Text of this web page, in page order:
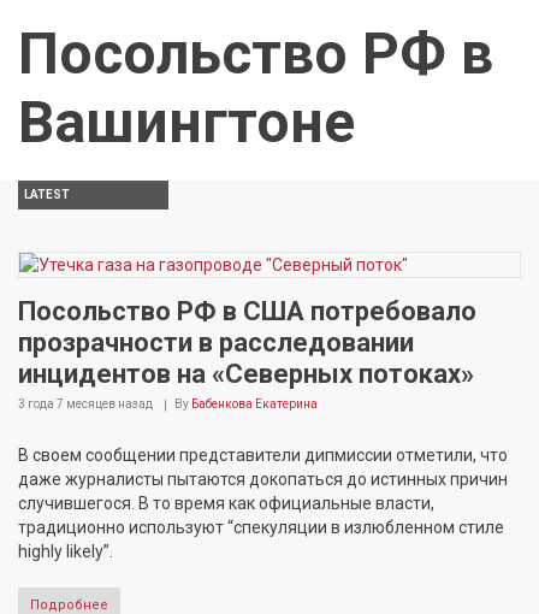
Посольство РФ в
Вашингтоне
LATEST
Посольство РФ в США потребовало
прозрачности в расследовании
инцидентов на «Северных потоках»
3 года 7 месяцев назад By Бабенкова Екатерина
В своем сообщении представители дипмиссии отметили, что
даже журналисты пытаются докопаться до истинных причин
случившегося. В то время как официальные власти,
традиционно используют “спекуляции в излюбленном стиле
highly likely”.
Подробнее